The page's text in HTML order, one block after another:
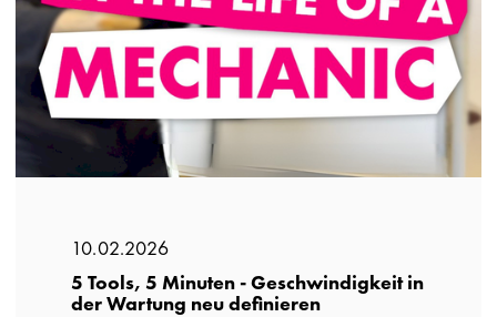
10.02.2026
5 Tools, 5 Minuten - Geschwindigkeit in
der Wartung neu definieren